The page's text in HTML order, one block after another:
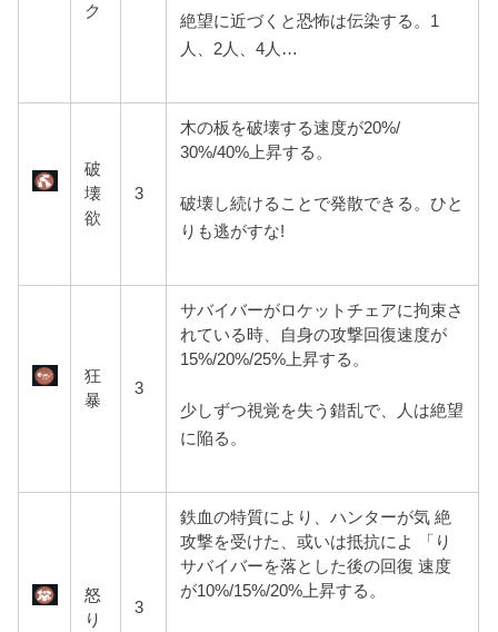
ク
絶望に近づくと恐怖は伝染する。1
人、2人、4人…
破
壊
欲
3
木の板を破壊する速度が20%/
30%/40%上昇する。
破壊し続けることで発散できる。ひと
りも逃がすな!
狂
暴
3
サバイバーがロケットチェアに拘束さ
れている時、自身の攻撃回復速度が
15%/20%/25%上昇する。
少しずつ視覚を失う錯乱で、人は絶望
に陥る。
怒
り
3
鉄血の特質により、ハンターが気 絶
攻撃を受けた、或いは抵抗によ 「り
サバイバーを落とした後の回復 速度
が10%/15%/20%上昇する。